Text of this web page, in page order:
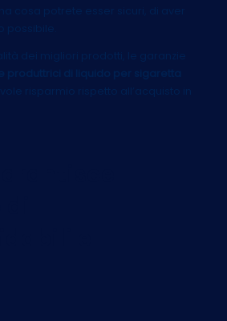
cosa potrete esser sicuri, di aver
dei migliori prodotti, le garanzie
produttrici di liquido per sigaretta
risparmio rispetto all’acquisto in